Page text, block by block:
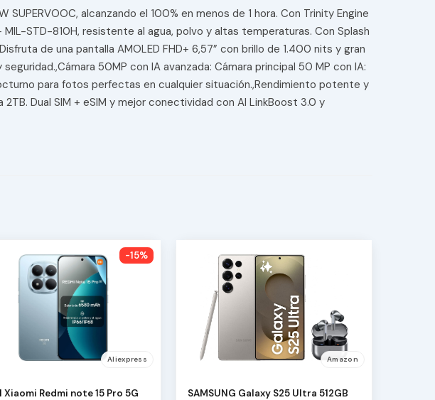
alcanzando el 100% en menos de 1 hora. Con Trinity Engine
STD-810H, resistente al agua, polvo y altas temperaturas. Con Splash
de una pantalla AMOLED FHD+ 6,57” con brillo de 1.400 nits y gran
50MP con IA avanzada: Cámara principal 50 MP con IA:
para fotos perfectas en cualquier situación.,Rendimiento potente y
Dual SIM + eSIM y mejor conectividad con AI LinkBoost 3.0 y
-15%
Aliexpress
Xiaomi Redmi note 15 Pro 5G
Amazon
SAMSUNG Galaxy S25 Ultra 512GB